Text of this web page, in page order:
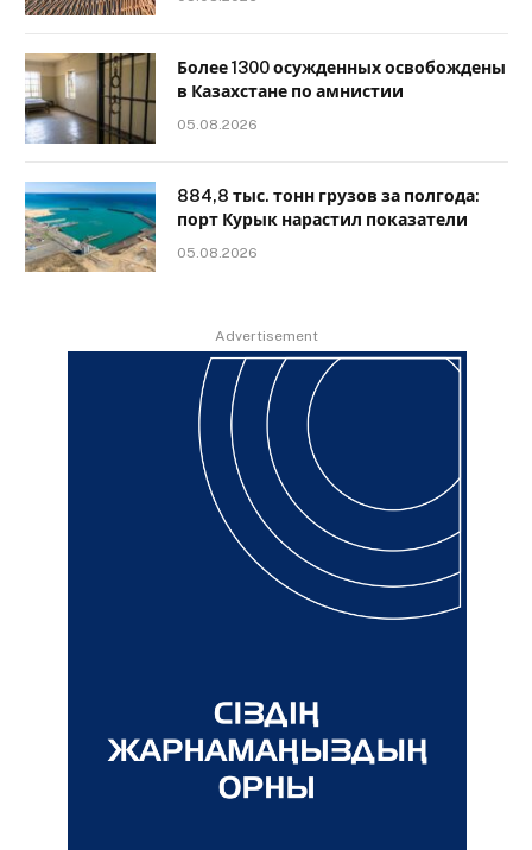
Более 1300 осужденных освобождены
в Казахстане по амнистии
05.08.2026
884,8 тыс. тонн грузов за полгода:
порт Курык нарастил показатели
05.08.2026
Advertisement